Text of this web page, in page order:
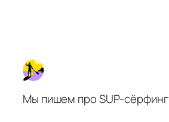
Мы пишем про SUP-сёрфинг